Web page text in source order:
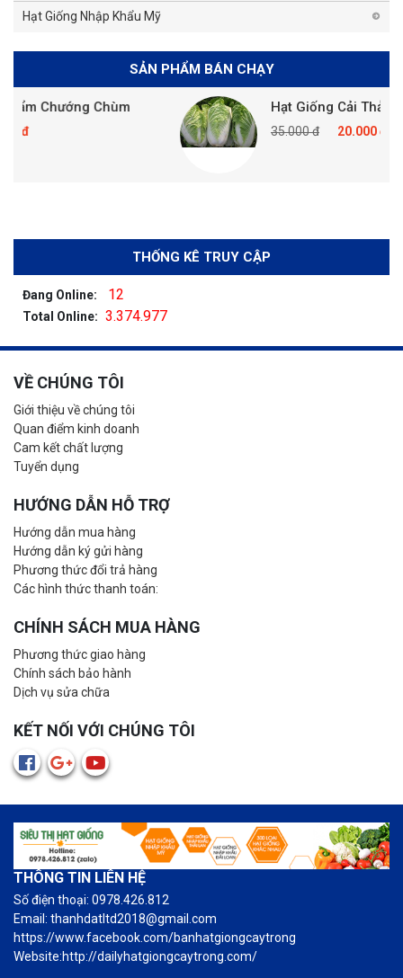
Hạt Giống Nhập Khẩu Mỹ
SẢN PHẨM BÁN CHẠY
Chùm Hạt Giống Cải Thảo
35.000 đ 20.000 đ
THỐNG KÊ TRUY CẬP
Đang Online: 12
Total Online: 3.374.977
VỀ CHÚNG TÔI
Giới thiệu về chúng tôi
Quan điểm kinh doanh
Cam kết chất lượng
Tuyển dụng
HƯỚNG DẪN HỖ TRỢ
Hướng dẫn mua hàng
Hướng dẫn ký gửi hàng
Phương thức đổi trả hàng
Các hình thức thanh toán:
CHÍNH SÁCH MUA HÀNG
Phương thức giao hàng
Chính sách bảo hành
Dịch vụ sửa chữa
KẾT NỐI VỚI CHÚNG TÔI
THÔNG TIN LIÊN HỆ
Số điện thoại: 0978.426.812
Email: thanhdatltd2018@gmail.com
https://www.facebook.com/banhatgiongcaytrong
Website:http://dailyhatgiongcaytrong.com/